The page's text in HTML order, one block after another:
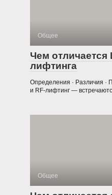
Общее
Чем отличается
лифтинга
Определения · Различия
и RF-лифтинг —
Общее